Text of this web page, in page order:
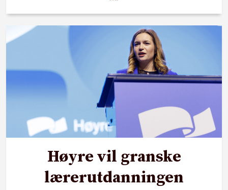
Høyre vil granske
lærerutdanningen